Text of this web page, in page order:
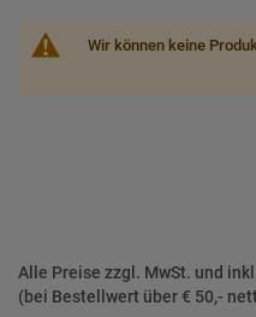
Wir können keine
Alle Preise zzgl. MwSt. und
(bei Bestellwert über € 50,-